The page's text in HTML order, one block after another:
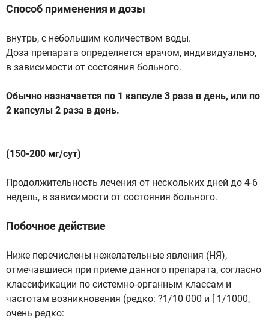
Способ применения и дозы
внутрь, с небольшим количеством воды.
Доза препарата определяется врачом, индивидуально,
в зависимости от состояния больного.
Обычно назначается по 1 капсуле 3 раза в день, или по
2 капсулы 2 раза в день.
(150-200 мг/сут)
Продолжительность лечения от нескольких дней до 4-6
недель, в зависимости от состояния больного.
Побочное действие
Ниже перечислены нежелательные явления (НЯ),
отмечавшиеся при приеме данного препарата, согласно
классификации по системно-органным классам и
частотам возникновения (редко: ?1/10 000 и [ 1/1000,
очень редко: